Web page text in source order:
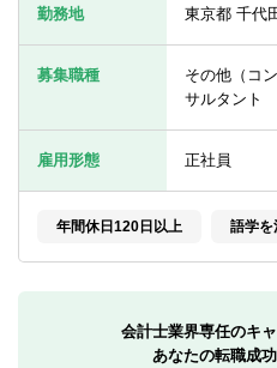
ご
勤務地 東京都 千代
募集職種
その他（コ
サルタント
雇用形態 正社員
年間休日120日以上 語学を
会計士業界専任のキ
あなたの転職成功